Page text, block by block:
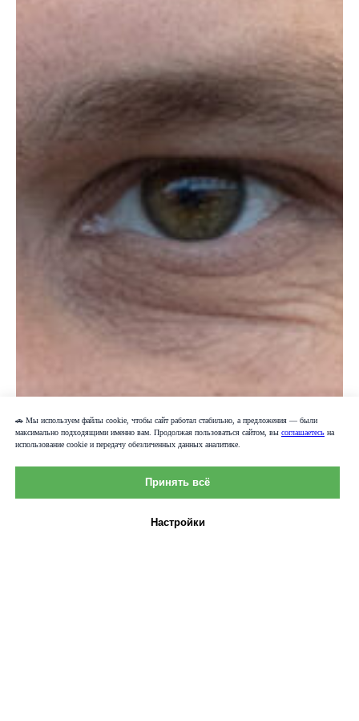
🚗 Мы используем файлы cookie, чтобы сайт работал стабильно, а предложения — были
максимально подходящими именно вам. Продолжая пользоваться сайтом, вы соглашаетесь на
использование cookie и передачу обезличенных данных аналитике.
Принять всё
Настройки